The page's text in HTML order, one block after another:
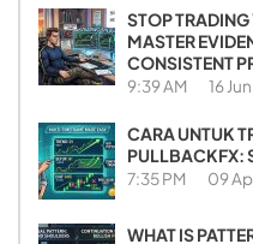
STOP
MASTER
CONSISTENT
9:39 AM 16
CARA UNTUK
PULLBACKFX:
7:35 PM 09
WHAT IS